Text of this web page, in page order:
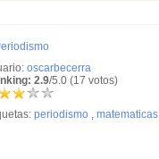
oscarbecerra
2.9/5.0 (17 votos)
periodismo , matematicas